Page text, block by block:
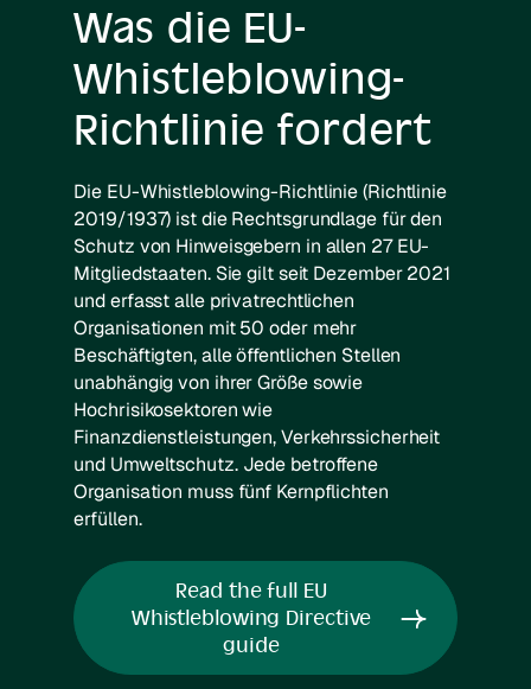
Was die EU-
Whistleblowing-
Richtlinie fordert
Die EU-Whistleblowing-Richtlinie (Richtlinie
2019/1937) ist die Rechtsgrundlage für den
Schutz von Hinweisgebern in allen 27 EU-
Mitgliedstaaten. Sie gilt seit Dezember 2021
und erfasst alle privatrechtlichen
Organisationen mit 50 oder mehr
Beschäftigten, alle öffentlichen Stellen
unabhängig von ihrer Größe sowie
Hochrisikosektoren wie
Finanzdienstleistungen, Verkehrssicherheit
und Umweltschutz. Jede betroffene
Organisation muss fünf Kernpflichten
erfüllen.
Read the full EU
Whistleblowing Directive
guide